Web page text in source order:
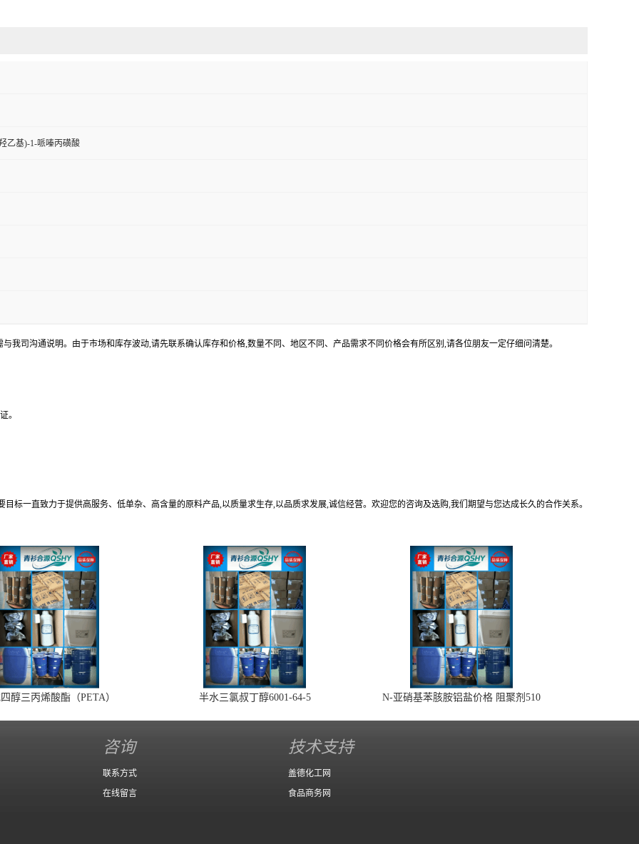
乙基)-1-哌嗪丙磺酸
我司沟通说明。由于市场和库存波动,请先联系确认库存和价格,数量不同、地区不同、产品需求不同价格会有所区别,请各位朋友一定仔细问清楚。
。
标一直致力于提供高服务、低单杂、高含量的原料产品,以质量求生存,以品质求发展,诚信经营。欢迎您的咨询及选购,我们期望与您达成长久的合作关系。
醇三丙烯酸酯（PETA） 半水三氯叔丁醇6001-64-5 N-亚硝基苯胲胺铝盐价格 阻聚剂510
咨询
联系方式
在线留言
技术支持
盖德化工网
食品商务网